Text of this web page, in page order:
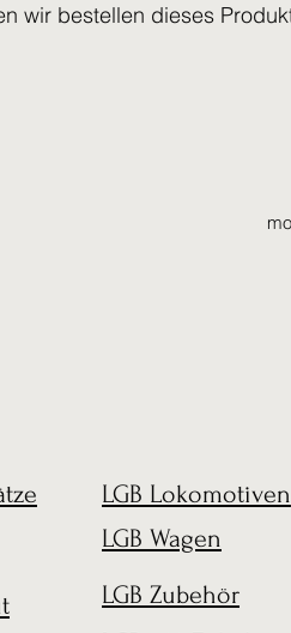
wir bestellen dieses
LGB Lokomotiven
LGB Wagen
LGB Zubehör